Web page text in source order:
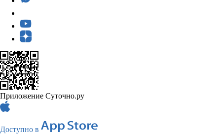
Приложение Суточно.ру
Доступно в